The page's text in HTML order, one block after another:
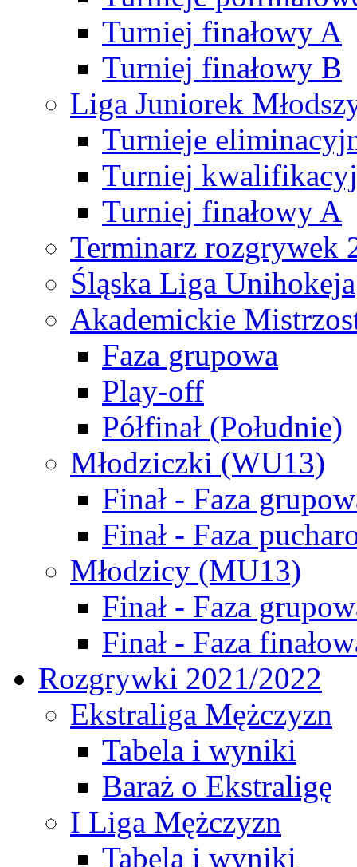
Turniej finałowy A
Turniej finałowy B
Liga Juniorek
Turnieje
Turniej
Turniej finałowy A
Terminarz rozgrywek
Śląska Liga Unihokeja
Akademickie
Faza grupowa
Play-off
Półfinał (Południe)
Młodziczki (WU13)
Finał - Faza
Finał - Faza
Młodzicy (MU13)
Finał - Faza
Finał - Faza
Rozgrywki 2021/2022
Ekstraliga Mężczyzn
Tabela i wyniki
Baraż o Ekstraligę
I Liga Mężczyzn
Tabela i wyniki